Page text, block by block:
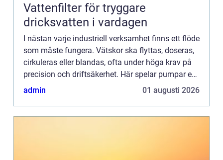
Vattenfilter för tryggare
dricksvatten i vardagen
I nästan varje industriell verksamhet finns ett flöde
som måste fungera. Vätskor ska flyttas, doseras,
cirkuleras eller blandas, ofta under höga krav på
precision och driftsäkerhet. Här spelar pumpar en
avg&o...
admin 01 augusti 2026